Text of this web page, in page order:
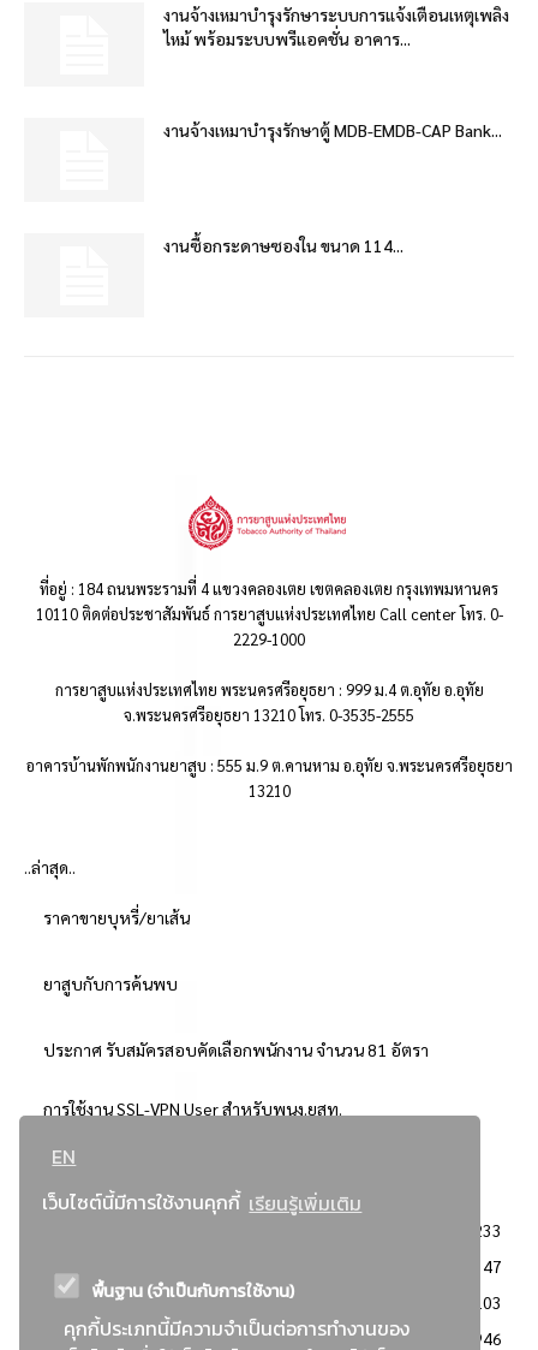
EN
เว็บไซต์นี้มีการใช้งานคุกกี้ เรียนรู้เพิ่มเติม
พื้นฐาน (จำเป็นกับการใช้งาน)
คุกกี้ประเภทนี้มีความจำเป็นต่อการทำงานของ
งานจ้างเหมาบำรุงรักษาระบบการแจ้งเตือนเหตุเพลิง
ไหม้ พร้อมระบบพรีแอคชั่น อาคาร...
งานจ้างเหมาบำรุงรักษาตู้ MDB-EMDB-CAP Bank...
งานซื้อกระดาษซองใน ขนาด 114...
ที่อยู่ : 184 ถนนพระรามที่ 4 แขวงคลองเตย เขตคลองเตย กรุงเทพมหานคร
10110 ติดต่อประชาสัมพันธ์ การยาสูบแห่งประเทศไทย Call center โทร. 0-
2229-1000
การยาสูบแห่งประเทศไทย พระนครศรีอยุธยา : 999 ม.4 ต.อุทัย อ.อุทัย
จ.พระนครศรีอยุธยา 13210 โทร. 0-3535-2555
อาคารบ้านพักพนักงานยาสูบ : 555 ม.9 ต.คานหาม อ.อุทัย จ.พระนครศรีอยุธยา
13210
..ล่าสุด..
ราคาขายบุหรี่/ยาเส้น
ยาสูบกับการค้นพบ
ประกาศ รับสมัครสอบคัดเลือกพนักงาน จำนวน 81 อัตรา
การใช้งาน SSL-VPN User สำหรับพนง.ยสท.
3233
2347
: วิธีเฉพาะเจาะจง
2103
ข่าวสาร/ประกาศ
1946